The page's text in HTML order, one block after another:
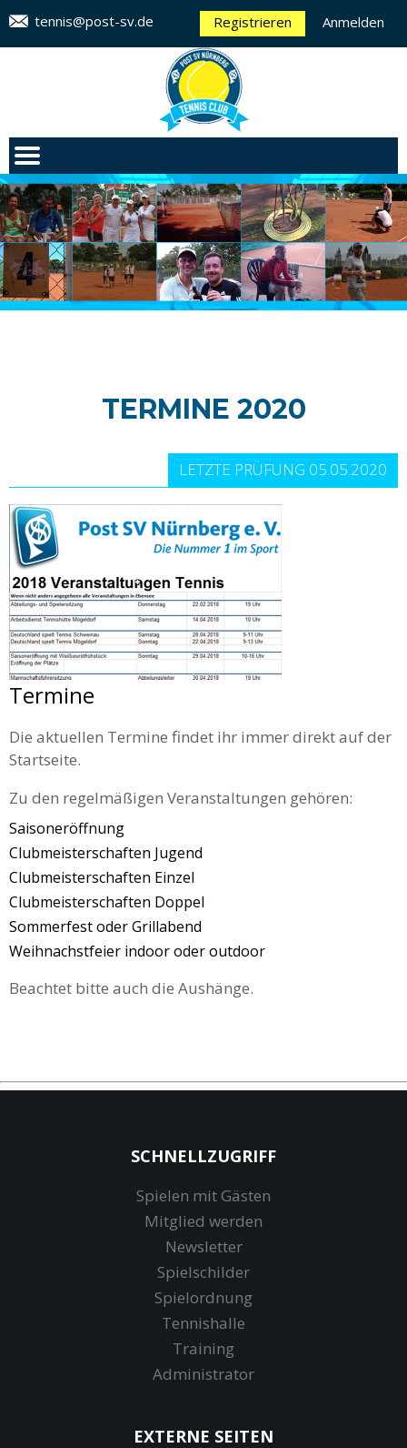
tennis@post-sv.de Registrieren Anmelden
TERMINE 2020
LETZTE PRÜFUNG 05.05.2020
Termine
Die aktuellen Termine findet ihr immer direkt auf der
Startseite.
Zu den regelmäßigen Veranstaltungen gehören:
Saisoneröffnung
Clubmeisterschaften Jugend
Clubmeisterschaften Einzel
Clubmeisterschaften Doppel
Sommerfest oder Grillabend
Weihnachstfeier indoor oder outdoor
Beachtet bitte auch die Aushänge.
SCHNELLZUGRIFF
Spielen mit Gästen
Mitglied werden
Newsletter
Spielschilder
Spielordnung
Tennishalle
Training
Administrator
EXTERNE SEITEN